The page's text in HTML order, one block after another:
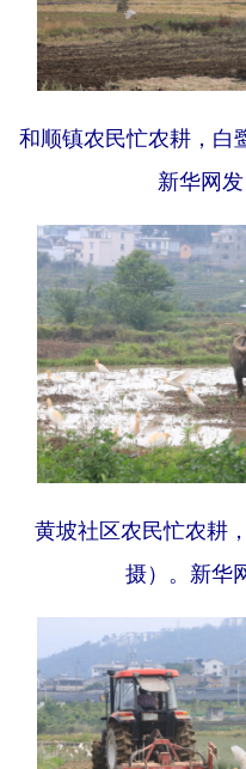
和顺镇农民忙农耕，白
新华网
黄坡社区农民忙农耕
摄）。新华